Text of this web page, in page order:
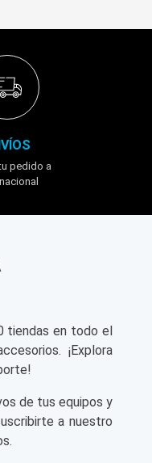
pedido a
tiendas en todo el
¡Explora
de tus equipos y
a nuestro